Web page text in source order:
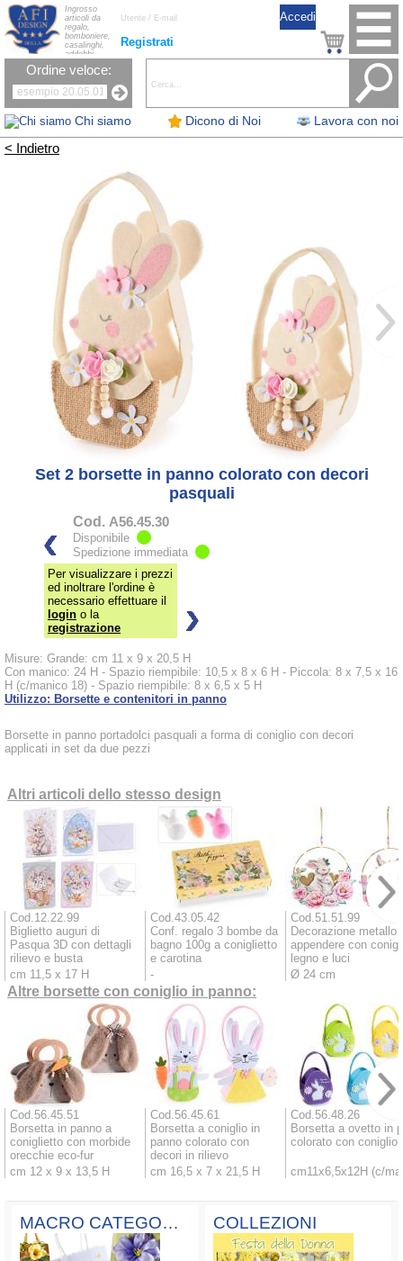
Chi siamo Dicono di Noi Lavora con noi
Registrati
Ingrosso
articoli da
regalo,
bomboniere,
casalinghi,
addobbi
natalizi, nastri,
oggettistica,
la tavola, fiori
artificiali e
candele.
Ordine veloce:
< Indietro
Set 2 borsette in panno colorato con decori
pasquali
Cod. A56.45.30
Disponibile
Spedizione immediata
Per visualizzare i prezzi
ed inoltrare l'ordine è
necessario effettuare il
login o la
registrazione
Misure: Grande: cm 11 x 9 x 20,5 H
Con manico: 24 H - Spazio riempibile: 10,5 x 8 x 6 H - Piccola: 8 x 7,5 x 16
H (c/manico 18) - Spazio riempibile: 8 x 6,5 x 5 H
Utilizzo: Borsette e contenitori in panno
Borsette in panno portadolci pasquali a forma di coniglio con decori
applicati in set da due pezzi
Altri articoli dello stesso design
Cod.12.22.99
Biglietto auguri di
Pasqua 3D con dettagli
rilievo e busta
cm 11,5 x 17 H
Cod.43.05.42
Conf. regalo 3 bombe da
bagno 100g a coniglietto
e carotina
-
Cod.51.51.99
Decorazione metallo
appendere con
legno e luci
Ø 24 cm
Altre borsette con coniglio in panno:
Cod.56.45.51
Borsetta in panno a
coniglietto con morbide
orecchie eco-fur
cm 12 x 9 x 13,5 H
Cod.56.45.61
Borsetta a coniglio in
panno colorato con
decori in rilievo
cm 16,5 x 7 x 21,5 H
Cod.56.48.26
Borsetta a ovetto in
colorato con coniglio
cm11x6,5x12H (c/
MACRO CATEGORIE COLLEZIONI